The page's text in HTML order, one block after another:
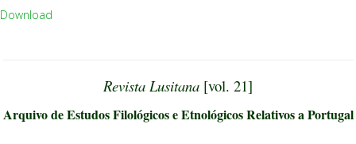
Download
Revista Lusitana [vol. 21]
Arquivo de Estudos Filológicos e Etnológicos Relativos a Portugal